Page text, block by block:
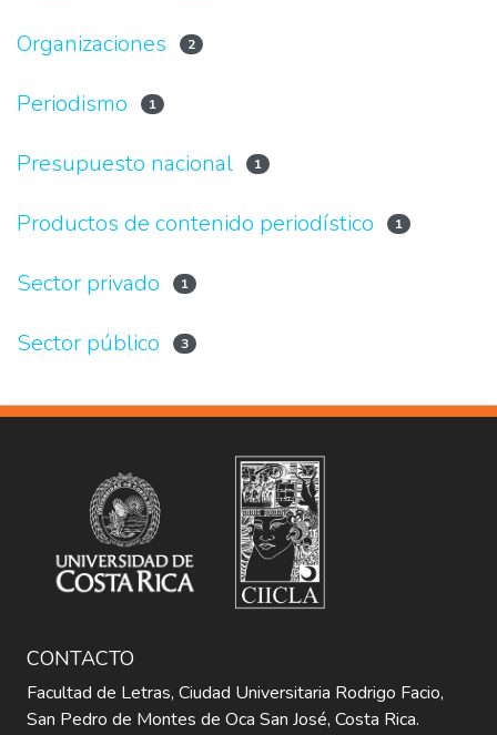
Organizaciones 2
Periodismo 1
Presupuesto nacional 1
Productos de contenido periodístico 1
Sector privado 1
Sector público 3
CONTACTO
Facultad de Letras, Ciudad Universitaria Rodrigo Facio,
San Pedro de Montes de Oca San José, Costa Rica.